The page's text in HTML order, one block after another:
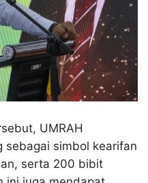
UMRAH
sebagai simbol kearifan
serta 200 bibit